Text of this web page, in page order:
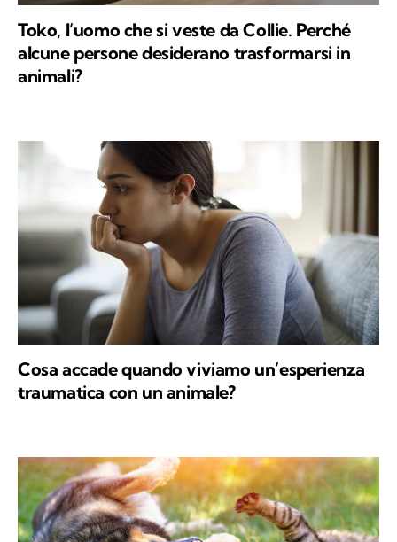
Toko, l’uomo che si veste da Collie. Perché
alcune persone desiderano trasformarsi in
animali?
Cosa accade quando viviamo un’esperienza
traumatica con un animale?